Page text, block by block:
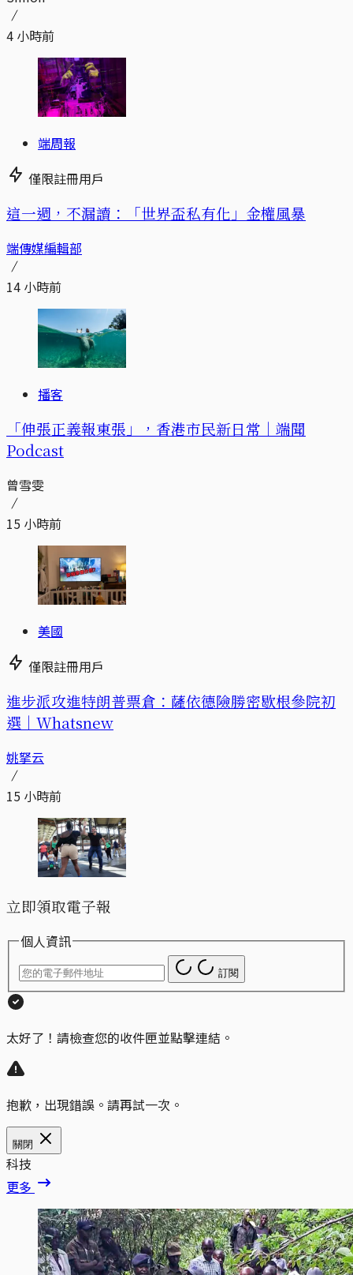
4 小時前
端周報
僅限註冊用戶
這一週，不漏讀：「世界盃私有化」金權風暴
端傳媒編輯部
14 小時前
播客
「伸張正義報東張」，香港市民新日常｜端聞
Podcast
曾雪雯
15 小時前
美國
僅限註冊用戶
進步派攻進特朗普票倉：薩依德險勝密歇根參院初
選｜Whatsnew
姚拏云
15 小時前
立即領取電子報
個人資訊
訂閱
太好了！請檢查您的收件匣並點擊連結。
抱歉，出現錯誤。請再試一次。
關閉
科技
更多